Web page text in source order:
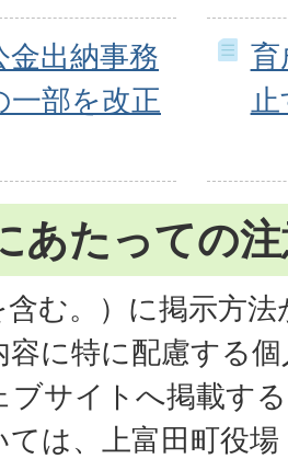
金出納事務
一部を改正
育
止
あたっての
含む。）に掲示方
容に特に配慮する
ブサイトへ掲載す
は、上富田町役